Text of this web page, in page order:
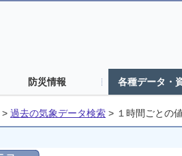
防災情報 各種データ・
> 過去の気象データ検索 > １時間ごとの